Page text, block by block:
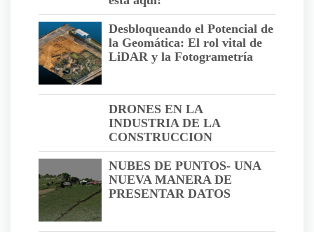
Desbloqueando el Potencial de
la Geomática: El rol vital de
LiDAR y la Fotogrametría
DRONES EN LA
INDUSTRIA DE LA
CONSTRUCCION
NUBES DE PUNTOS- UNA
NUEVA MANERA DE
PRESENTAR DATOS